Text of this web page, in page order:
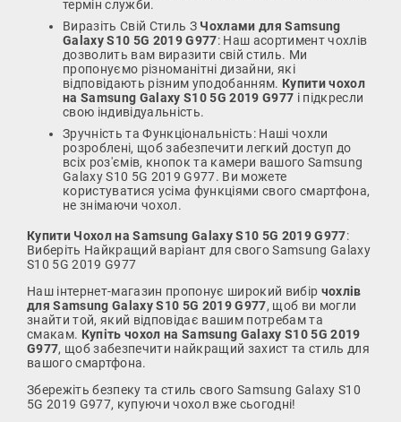
термін служби.
Виразіть Свій Стиль З Чохлами для Samsung
Galaxy S10 5G 2019 G977: Наш асортимент чохлів
дозволить вам виразити свій стиль. Ми
пропонуємо різноманітні дизайни, які
відповідають різним уподобанням. Купити чохол
на Samsung Galaxy S10 5G 2019 G977 і підкресли
свою індивідуальність.
Зручність та Функціональність: Наші чохли
розроблені, щоб забезпечити легкий доступ до
всіх роз'ємів, кнопок та камери вашого Samsung
Galaxy S10 5G 2019 G977. Ви можете
користуватися усіма функціями свого смартфона,
не знімаючи чохол.
Купити Чохол на Samsung Galaxy S10 5G 2019 G977:
Виберіть Найкращий варіант для свого Samsung Galaxy
S10 5G 2019 G977
Наш інтернет-магазин пропонує широкий вибір чохлів
для Samsung Galaxy S10 5G 2019 G977, щоб ви могли
знайти той, який відповідає вашим потребам та
смакам. Купіть чохол на Samsung Galaxy S10 5G 2019
G977, щоб забезпечити найкращий захист та стиль для
вашого смартфона.
Збережіть безпеку та стиль свого Samsung Galaxy S10
5G 2019 G977, купуючи чохол вже сьогодні!